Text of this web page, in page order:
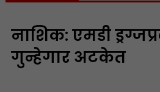
नाशिक: एमडी
गुन्हेगार अटकेत